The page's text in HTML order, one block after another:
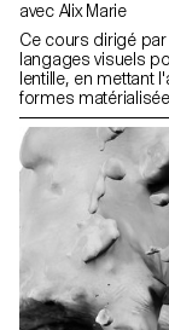
avec Alix Marie
Ce cours dirigé par
langages visuels
lentille, en mettant
formes
d'artistes
Seth Price et
comme la CGI et
artistique. Les
numériques et
uniques pour
concentré sur la
contemporaines,
d'œuvres
objets 3D, des
réalité augmentée